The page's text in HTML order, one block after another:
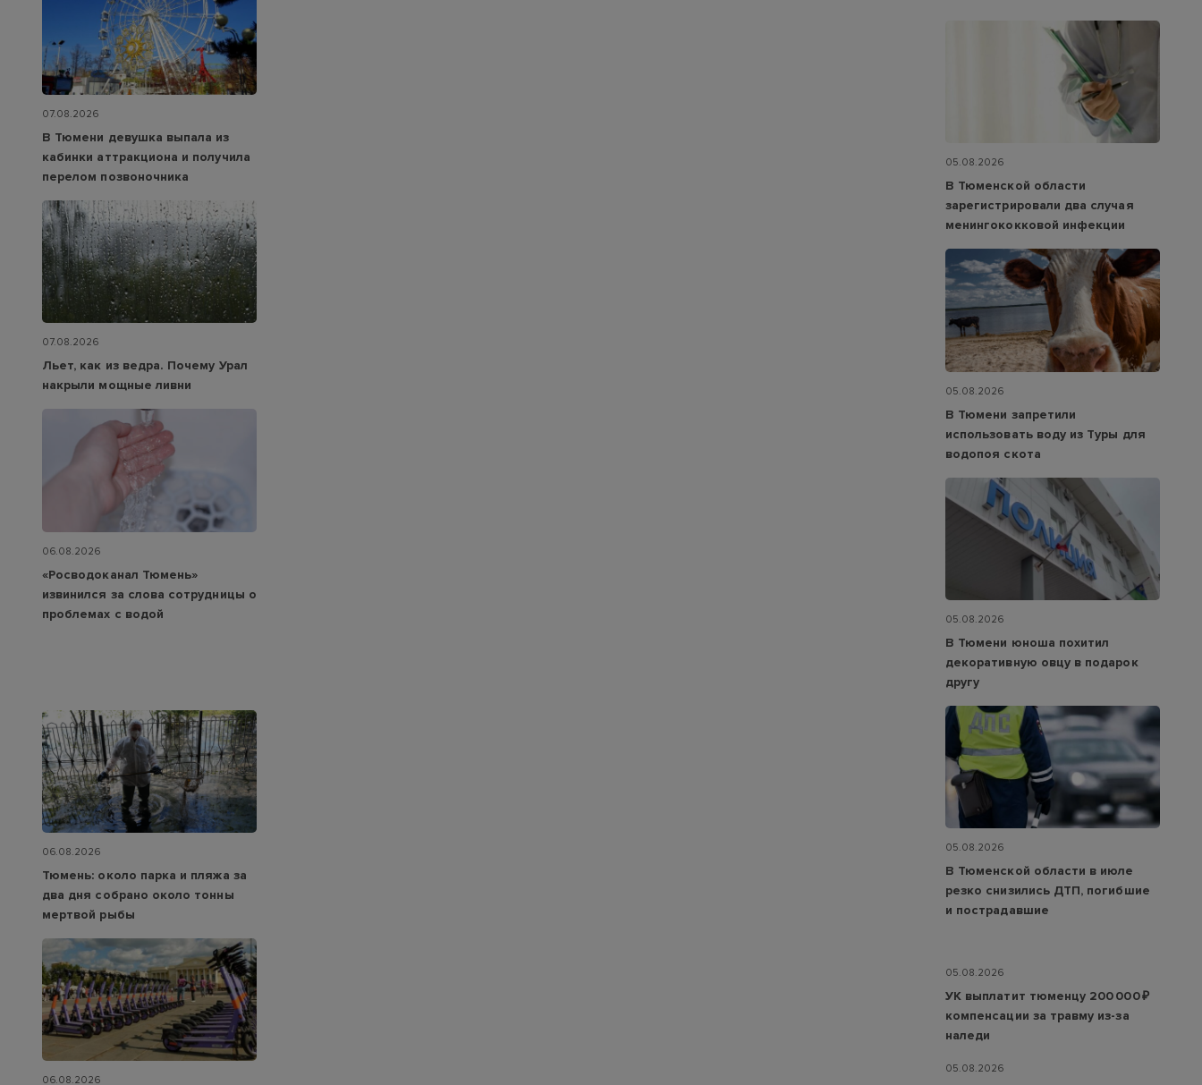
07.08.2026
В Тюмени девушка выпала из
кабинки аттракциона и получила
перелом позвоночника
07.08.2026
Льет, как из ведра. Почему Урал
накрыли мощные ливни
06.08.2026
«Росводоканал Тюмень»
извинился за слова сотрудницы о
проблемах с водой
06.08.2026
Тюмень: около парка и пляжа за
два дня собрано около тонны
мертвой рыбы
06.08.2026
05.08.2026
В Тюменской области
зарегистрировали два случая
менингококковой инфекции
05.08.2026
В Тюмени запретили
использовать воду из Туры для
водопоя скота
05.08.2026
В Тюмени юноша похитил
декоративную овцу в подарок
другу
05.08.2026
В Тюменской области в июле
резко снизились ДТП, погибшие
и пострадавшие
05.08.2026
УК выплатит тюменцу 200 000 ₽
компенсации за травму из-за
наледи
05.08.2026